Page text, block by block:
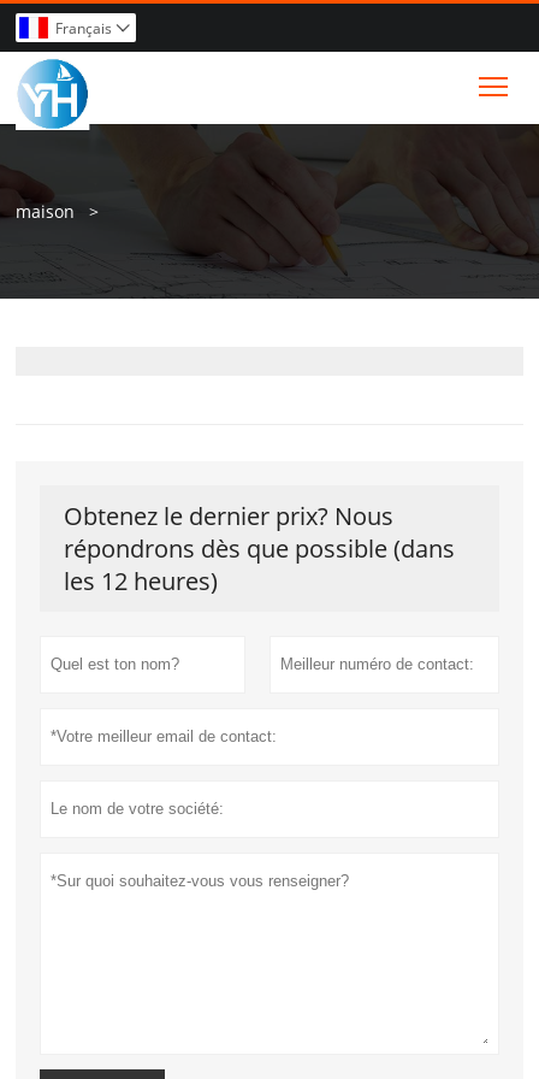
Français 
maison >
Obtenez le dernier prix? Nous
répondrons dès que possible (dans
les 12 heures)